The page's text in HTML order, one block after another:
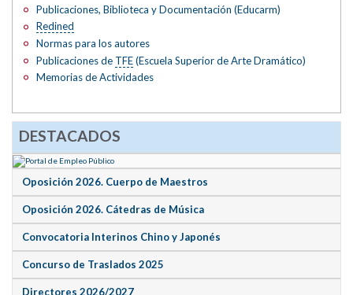
Publicaciones, Biblioteca y Documentación (Educarm)
Redined
Normas para los autores
Publicaciones de TFE(Escuela Superior de Arte Dramático)
Memorias de Actividades
DESTACADOS
Oposición 2026. Cuerpo de Maestros
Oposición 2026. Cátedras de Música
Convocatoria Interinos Chino y Japonés
Concurso de Traslados 2025
Directores 2026/2027